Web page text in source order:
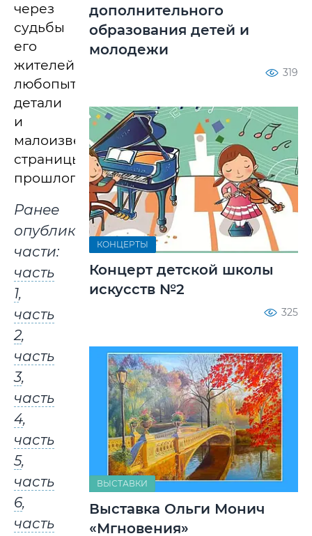
через
судьбы
его
жителей,
любопытные
детали
и
малоизвестные
страницы
прошлого.
Ранее
опубликованные
части:
часть
1,
часть
2,
часть
3,
часть
4,
часть
5,
часть
6,
часть
дополнительного
образования детей и
молодежи
319
КОНЦЕРТЫ
Концерт детской школы
искусств №2
325
ВЫСТАВКИ
Выставка Ольги Монич
«Мгновения»